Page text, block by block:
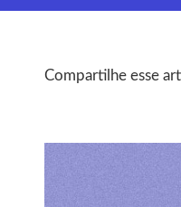
Compartilhe esse